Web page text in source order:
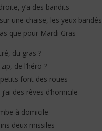
y’a des bandits
une chaise, les yeux bandés
que pour Mardi Gras
du gras ?
de l’héro ?
font des roues
des rêves d’homicile
à domicile
deux missiles